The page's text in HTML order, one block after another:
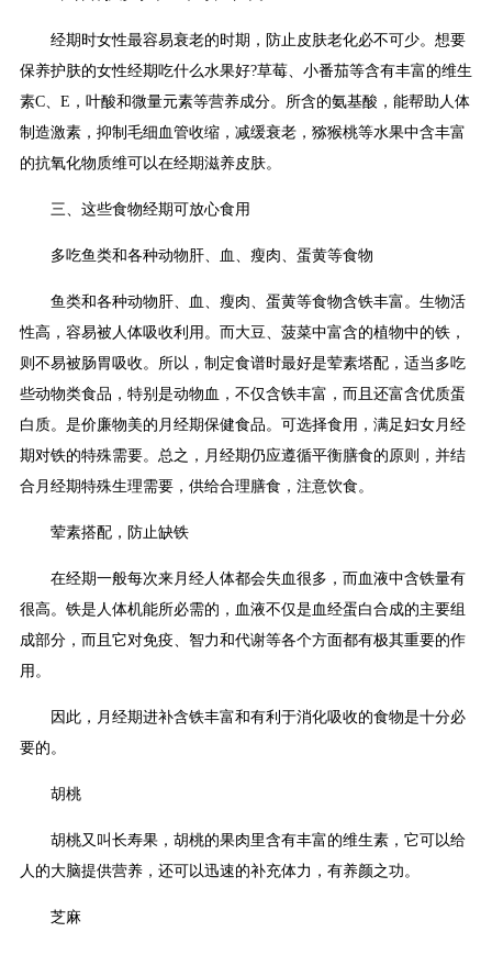
经期时女性最容易衰老的时期，防止皮肤老化必不可少。想要
保养护肤的女性经期吃什么水果好?草莓、小番茄等含有丰富的维生
素C、E，叶酸和微量元素等营养成分。所含的氨基酸，能帮助人体
制造激素，抑制毛细血管收缩，减缓衰老，猕猴桃等水果中含丰富
的抗氧化物质维可以在经期滋养皮肤。
三、这些食物经期可放心食用
多吃鱼类和各种动物肝、血、瘦肉、蛋黄等食物
鱼类和各种动物肝、血、瘦肉、蛋黄等食物含铁丰富。生物活
性高，容易被人体吸收利用。而大豆、菠菜中富含的植物中的铁，
则不易被肠胃吸收。所以，制定食谱时最好是荤素塔配，适当多吃
些动物类食品，特别是动物血，不仅含铁丰富，而且还富含优质蛋
白质。是价廉物美的月经期保健食品。可选择食用，满足妇女月经
期对铁的特殊需要。总之，月经期仍应遵循平衡膳食的原则，并结
合月经期特殊生理需要，供给合理膳食，注意饮食。
荤素搭配，防止缺铁
在经期一般每次来月经人体都会失血很多，而血液中含铁量有
很高。铁是人体机能所必需的，血液不仅是血经蛋白合成的主要组
成部分，而且它对免疫、智力和代谢等各个方面都有极其重要的作
用。
因此，月经期进补含铁丰富和有利于消化吸收的食物是十分必
要的。
胡桃
胡桃又叫长寿果，胡桃的果肉里含有丰富的维生素，它可以给
人的大脑提供营养，还可以迅速的补充体力，有养颜之功。
芝麻